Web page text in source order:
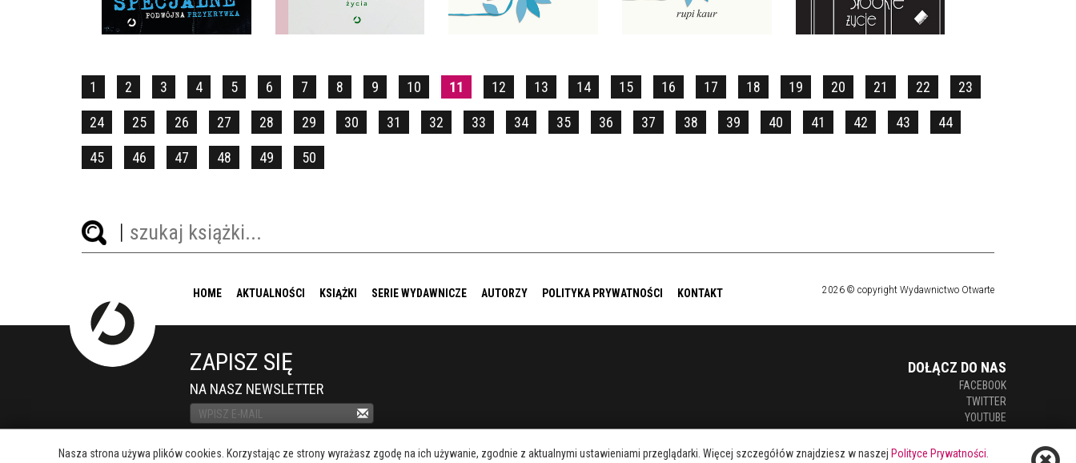
1 2 3 4 5 6 7 8 9 10 11 12 13 14 15 16 17 18 19 20 21 22 23
24 25 26 27 28 29 30 31 32 33 34 35 36 37 38 39 40 41 42 43 44
45 46 47 48 49 50
HOME AKTUALNOŚCI KSIĄŻKI SERIE WYDAWNICZE AUTORZY POLITYKA PRYWATNOŚCI KONTAKT 2026 © copyright Wydawnictwo Otwarte
ZAPISZ SIĘ
NA NASZ NEWSLETTER
DOŁĄCZ DO NAS
FACEBOOK
TWITTER
YOUTUBE
Nasza strona używa plików cookies. Korzystając ze strony wyrażasz zgodę na ich używanie, zgodnie z aktualnymi ustawieniami przeglądarki. Więcej szczegółów znajdziesz w naszej Polityce Prywatności.